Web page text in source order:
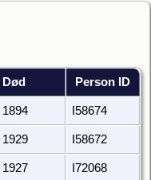
Død Person ID
1894 I58674
1929 I58672
1927 I72068